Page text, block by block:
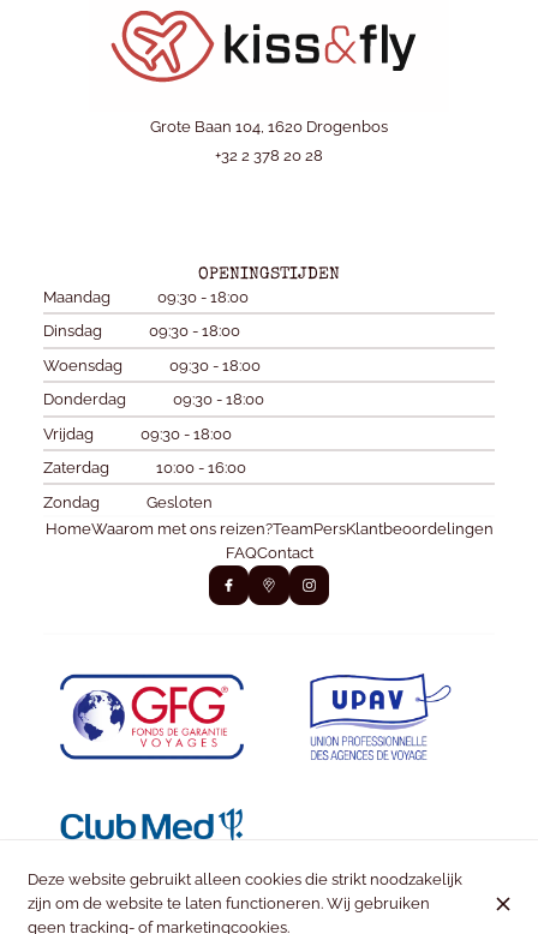
Grote Baan 104, 1620 Drogenbos
+32 2 378 20 28
OPENINGSTIJDEN
Maandag
09:30 - 18:00
Dinsdag
09:30 - 18:00
Woensdag
09:30 - 18:00
Donderdag
09:30 - 18:00
Vrijdag
09:30 - 18:00
Zaterdag
10:00 - 16:00
Zondag
Gesloten
HomeWaarom met ons reizen?TeamPersKlantbeoordelingen
FAQContact
Deze website gebruikt alleen cookies die strikt noodzakelijk
zijn om de website te laten functioneren. Wij gebruiken
geen tracking- of marketingcookies.